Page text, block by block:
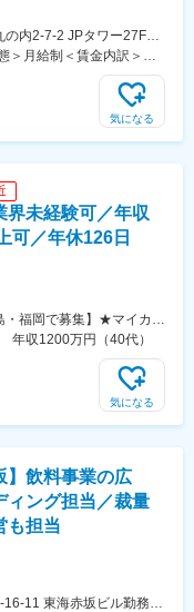
の内2-7-2 JPタワー27F勤
内全面禁煙変更の範囲：
＞月給制＜賃金内訳＞月
＞534,000円～727,000円
昇給：年1回■賞与：年2
金額であり、選考を通じ
気になる
界未経験可／年収
可／年休126日
・福岡で募集】★マイカー
福岡県福岡市博多区東那
目ビル4階■中部支店愛知
支店大阪府大阪市淀川
業所福島県双葉郡広野町
り（オフィス禁煙）
収1200万円（40代）
気になる
】飲料事業の広
ィング担当／裁量
も担当
11 東海赤坂ビル勤務地